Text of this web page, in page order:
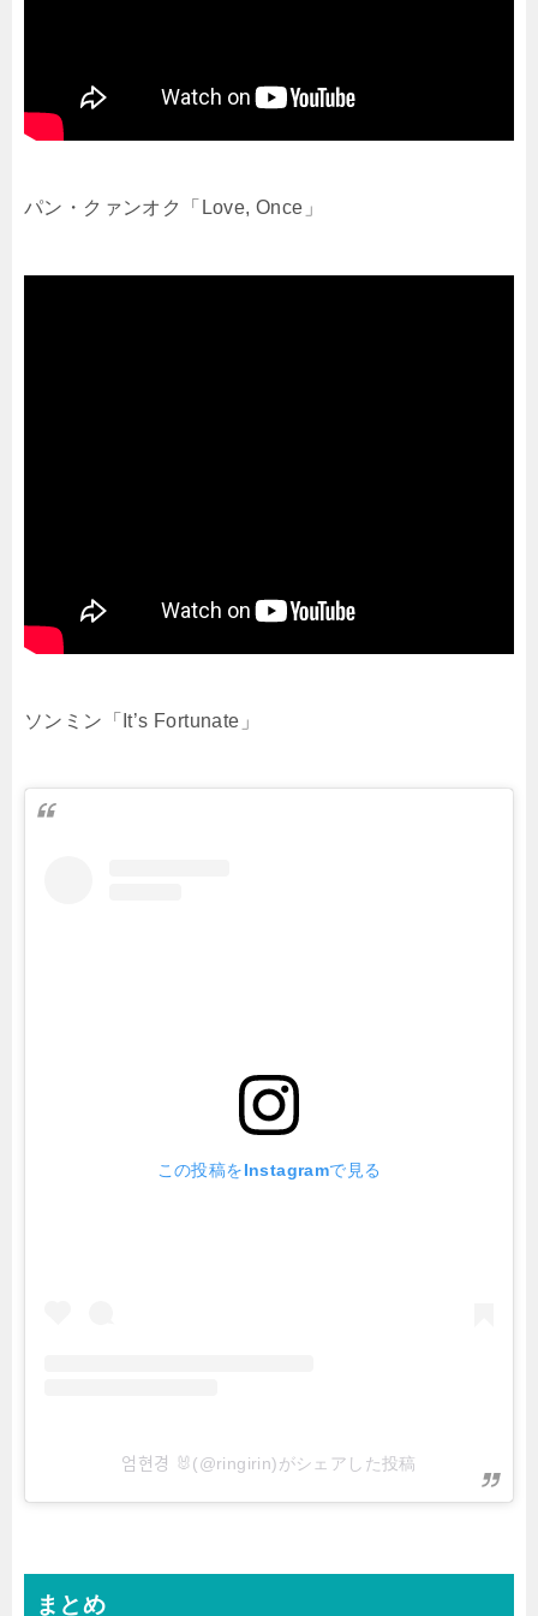
パン・クァンオク「Love, Once」
ソンミン「It’s Fortunate」
この投稿をInstagramで見る
엄현경 🐰(@ringirin)がシェアした投稿
まとめ